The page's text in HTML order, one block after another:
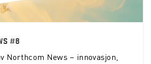
#8
Northcom News – innovasjon,